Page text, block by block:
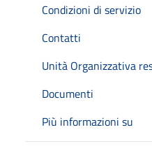
Condizioni di servizio
Contatti
Unità Organizzativa
Documenti
Più informazioni su